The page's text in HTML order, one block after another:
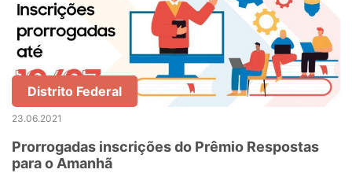
Distrito Federal
23.06.2021
Prorrogadas inscrições do Prêmio Respostas
para o Amanhã